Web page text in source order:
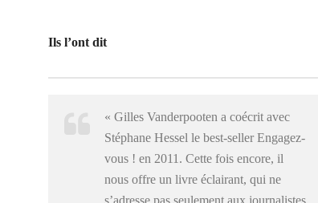
Ils l’ont dit
« Gilles Vanderpooten a coécrit avec
Stéphane Hessel le best-seller Engagez-
vous ! en 2011. Cette fois encore, il
nous offre un livre éclairant, qui ne
s’adresse pas seulement aux journalistes